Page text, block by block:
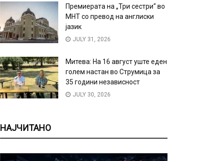
Премиерата на „Три сестри“ во
МНТ со превод на англиски
јазик
JULY 31, 2026
Митева: На 16 август уште еден
голем настан во Струмица за
35 години независност
JULY 30, 2026
НАЈЧИТАНО